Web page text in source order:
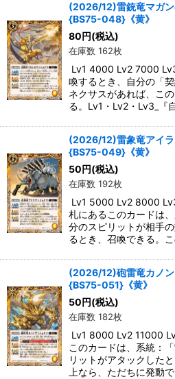
(2026/12)雷銃竜マガン
{BS75-048}《黄》
80 円(税込)
在庫数 162枚
Lv1 4000 Lv2 7000
喚するとき、自分の「
ネクサスがあれば、こ
る。Lv1・Lv2・Lv3_『
(2026/12)雷象竜アイラ
{BS75-049}《黄》
50 円(税込)
在庫数 192枚
Lv1 5000 Lv2 8000
札にあるこのカードは
分のスピリットが相手
るとき、召喚できる。
(2026/12)砲雷竜カノン
{BS75-051}《黄》
50 円(税込)
在庫数 182枚
Lv1 8000 Lv2 11000
このカードは、系統：
リットがアタックした
上なら、ただちに発動